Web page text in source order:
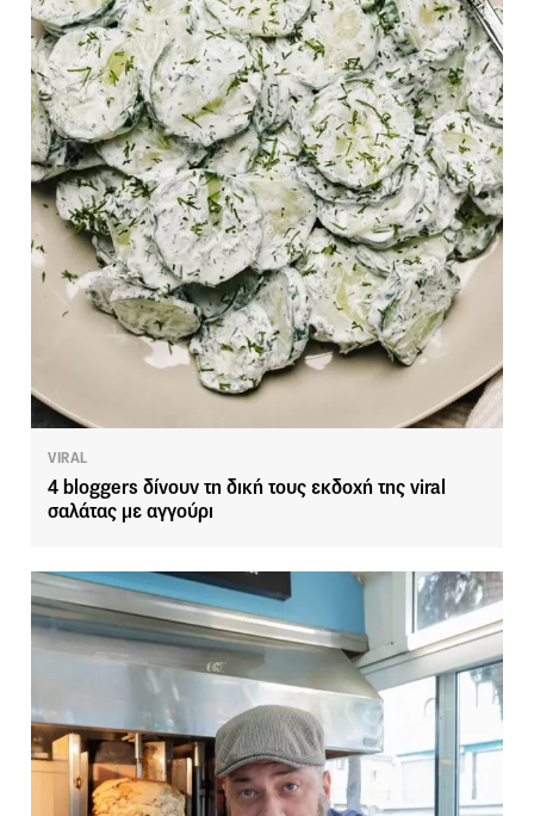
VIRAL
4 bloggers δίνουν τη δική τους εκδοχή της viral
σαλάτας με αγγούρι